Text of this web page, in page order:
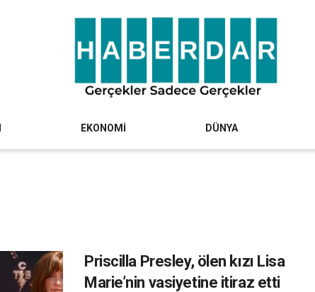
EKONOMİ DÜNYA
Priscilla Presley, ölen kızı Lisa
Marie’nin vasiyetine itiraz etti